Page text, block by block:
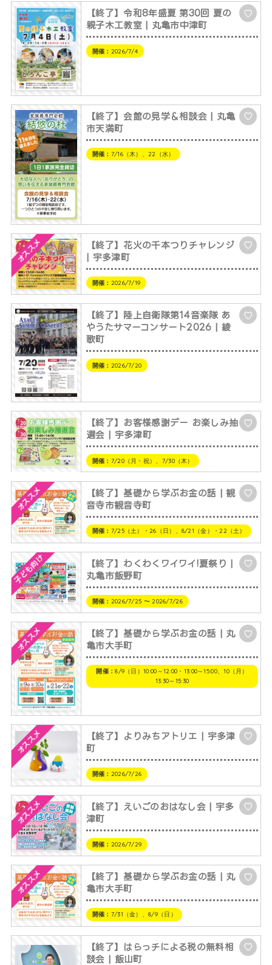
【終了】令和8年盛夏 第30回 夏の
親子木工教室 | 丸亀市中津町
♡
開催： 2026/7/4
【終了】会館の見学＆相談会 | 丸亀
市天満町
♡
開催： 7/16（木）、22（水）
オススメ
【終了】花火の千本つりチャレンジ
| 宇多津町
♡
開催： 2026/7/19
【終了】陸上自衛隊第14音楽隊 あ
やうたサマーコンサート2026 | 綾
歌町
♡
開催： 2026/7/20
【終了】お客様感謝デー お楽しみ抽
選会 | 宇多津町
♡
開催： 7/20（月・祝）、7/30（木）
オススメ
【終了】基礎から学ぶお金の話 | 観
音寺市観音寺町
♡
開催： 7/25（土）・26（日）、8/21（金）・22（土）
子ども向け
【終了】わくわくワイワイ!夏祭り |
丸亀市飯野町
♡
開催： 2026/7/25 〜 2026/7/26
オススメ
【終了】基礎から学ぶお金の話 | 丸
亀市大手町
♡
開催：8/9（日）10:00～12:00・13:00～15:00、10（月）
13:30～15:30
オススメ
【終了】よりみちアトリエ | 宇多津
町
♡
開催： 2026/7/26
オススメ
【終了】えいごのおはなし会 | 宇多
津町
♡
開催： 2026/7/29
オススメ
【終了】基礎から学ぶお金の話 | 丸
亀市大手町
♡
開催： 7/31（金）、8/9（日）
【終了】はらっチによる税の無料相
談会 | 飯山町
♡